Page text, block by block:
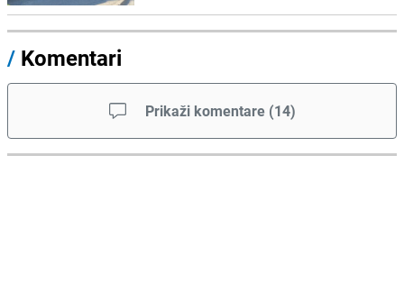
/ Komentari
Prikaži komentare (14)